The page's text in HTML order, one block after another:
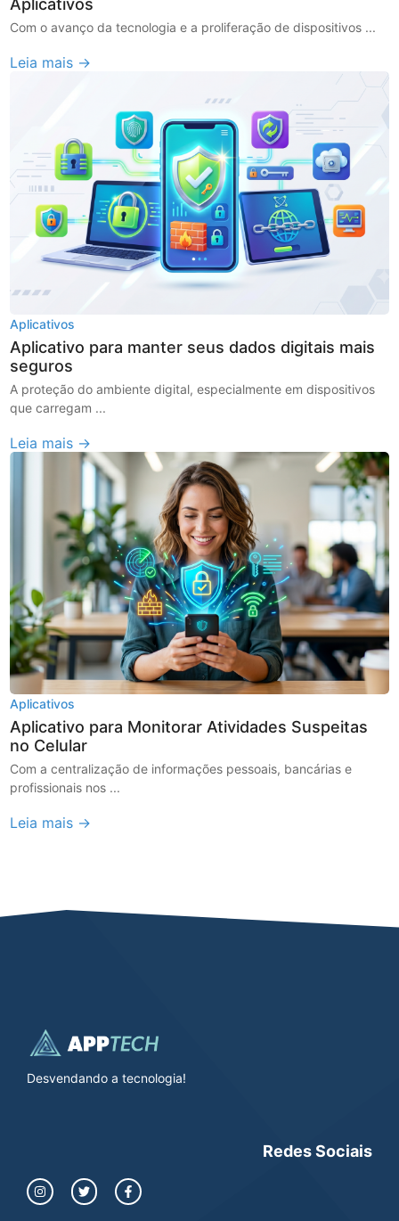
Aplicativos
Com o avanço da tecnologia e a proliferação de dispositivos ...
Leia mais →
Aplicativos
Aplicativo para manter seus dados digitais mais
seguros
A proteção do ambiente digital, especialmente em dispositivos
que carregam ...
Leia mais →
Aplicativos
Aplicativo para Monitorar Atividades Suspeitas
no Celular
Com a centralização de informações pessoais, bancárias e
profissionais nos ...
Leia mais →
Desvendando a tecnologia!
Redes Sociais